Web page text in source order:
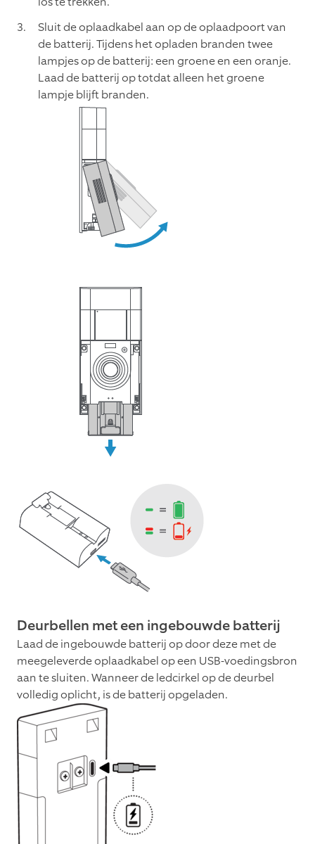
Sluit de oplaadkabel aan op de oplaadpoort van
de batterij. Tijdens het opladen branden twee
lampjes op de batterij: een groene en een oranje.
Laad de batterij op totdat alleen het groene
lampje blijft branden.
Deurbellen met een ingebouwde batterij
Laad de ingebouwde batterij op door deze met de
meegeleverde oplaadkabel op een USB-voedingsbron
aan te sluiten. Wanneer de ledcirkel op de deurbel
volledig oplicht, is de batterij opgeladen.